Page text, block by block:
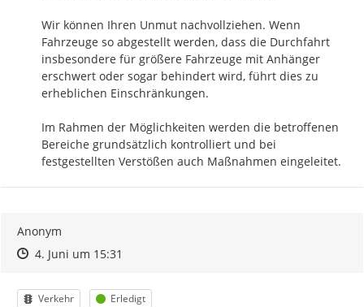
Wir können Ihren Unmut nachvollziehen. Wenn
Fahrzeuge so abgestellt werden, dass die Durchfahrt
insbesondere für größere Fahrzeuge mit Anhänger
erschwert oder sogar behindert wird, führt dies zu
erheblichen Einschränkungen.
Im Rahmen der Möglichkeiten werden die betroffenen
Bereiche grundsätzlich kontrolliert und bei
festgestellten Verstößen auch Maßnahmen eingeleitet.
Anonym
Zeitpunkt des Erstellens
Zeitpunkt des Erstellens
4. Juni um 15:31
Kategorie
Verkehr Status
Erledigt